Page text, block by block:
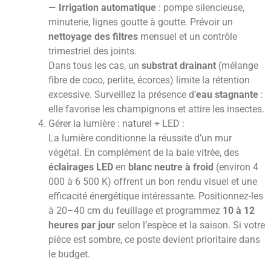
— Irrigation automatique : pompe silencieuse,
minuterie, lignes goutte à goutte. Prévoir un
nettoyage des filtres mensuel et un contrôle
trimestriel des joints.
Dans tous les cas, un substrat drainant (mélange
fibre de coco, perlite, écorces) limite la rétention
excessive. Surveillez la présence d’eau stagnante :
elle favorise les champignons et attire les insectes.
Gérer la lumière : naturel + LED :
La lumière conditionne la réussite d’un mur
végétal. En complément de la baie vitrée, des
éclairages LED en blanc neutre à froid (environ 4
000 à 6 500 K) offrent un bon rendu visuel et une
efficacité énergétique intéressante. Positionnez-les
à 20–40 cm du feuillage et programmez 10 à 12
heures par jour selon l’espèce et la saison. Si votre
pièce est sombre, ce poste devient prioritaire dans
le budget.